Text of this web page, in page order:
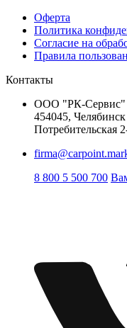
Оферта
Политика
Согласие на
Правила
Контакты
ООО "РК-Сервис"
454045, Челябинск
Потребительская
8 800 5 500 700